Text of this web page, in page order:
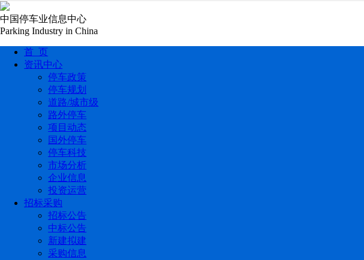
中国停车业信息中心
Parking Industry in China
首 页
资讯中心
停车政策
停车规划
道路/城市级
路外停车
项目动态
国外停车
停车科技
市场分析
企业信息
投资运营
招标采购
招标公告
中标公告
新建拟建
采购信息